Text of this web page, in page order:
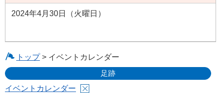
2024年4月30日（火曜日）
トップ> イベントカレンダー
足跡
イベントカレンダー